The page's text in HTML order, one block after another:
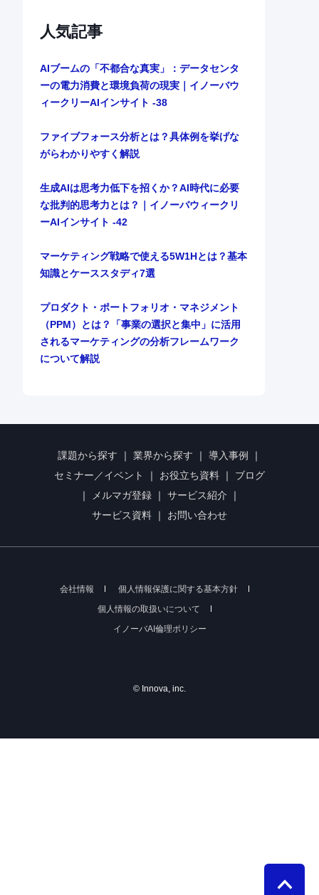
人気記事
AIブームの「不都合な真実」：データセンタ
ーの電力消費と環境負荷の現実｜イノーバウ
ィークリーAIインサイト -38
ファイブフォース分析とは？具体例を挙げな
がらわかりやすく解説
生成AIは思考力低下を招くか？AI時代に必要
な批判的思考力とは？｜イノーバウィークリ
ーAIインサイト -42
マーケティング戦略で使える5W1Hとは？基本
知識とケーススタディ7選
プロダクト・ポートフォリオ・マネジメント
（PPM）とは？「事業の選択と集中」に活用
されるマーケティングの分析フレームワーク
について解説
課題から探す ｜ 業界から探す ｜ 導入事例 ｜
セミナー／イベント
｜ お役立ち資料 ｜ ブログ
｜
メルマガ登録 ｜ サービス紹介 ｜
サービス資料
｜ お問い合わせ
会社情報 個人情報保護に関する基本方針
個人情報の取扱いについて
イノーバAI倫理ポリシー
© Innova, inc.